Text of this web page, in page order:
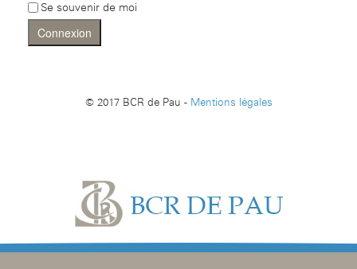
Se souvenir de moi
Connexion
© 2017 BCR de Pau - Mentions légales